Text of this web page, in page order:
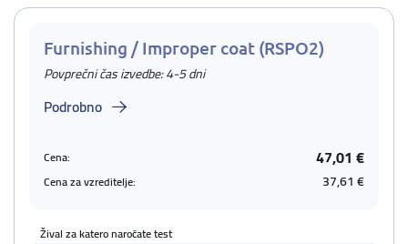
Furnishing / Improper coat (RSPO2)
Povprečni čas izvedbe: 4-5 dni
Podrobno
Cena: 47,01 €
Cena za vzreditelje: 37,61 €
Žival za katero naročate test